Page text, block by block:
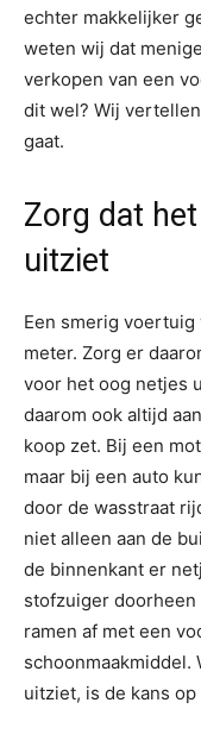
echter makkelijker
weten wij dat
verkopen van een
dit wel? Wij
gaat.
Zorg dat
uitziet
Een smerig
meter. Zorg er
voor het oog netjes
daarom ook altijd
koop zet. Bij een
maar bij een auto
door de wasstraat
niet alleen aan de
de binnenkant er
stofzuiger doorheen
ramen af met een
schoonmaakmiddel.
uitziet, is de kans